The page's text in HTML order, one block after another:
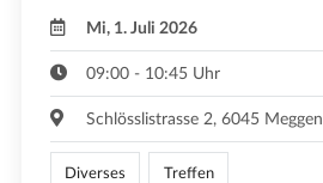
Mi, 1. Juli 2026
09:00 - 10:45 Uhr
Schlösslistrasse 2, 6045 Meggen
Diverses Treffen